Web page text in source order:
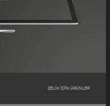
ÇELIK IÇIN ÜRÜNLER